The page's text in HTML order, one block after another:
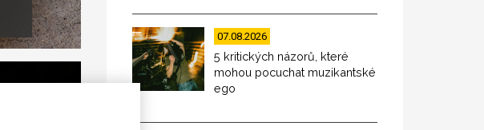
07.08.2026
5 kritických názorů, které
mohou pocuchat muzikantské
ego